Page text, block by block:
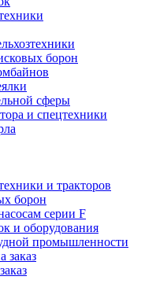
борон
сферы
и спецтехники
и тракторов
борон
серии F
и оборудования
промышленности
заказ